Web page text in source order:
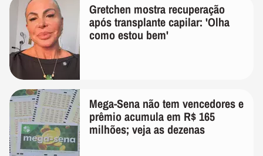
Gretchen mostra recuperação
após transplante capilar: 'Olha
como estou bem'
Mega-Sena não tem vencedores e
prêmio acumula em R$ 165
milhões; veja as dezenas